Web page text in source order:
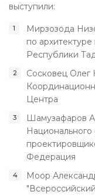
выступили:
Мирзозода
по
Республики
Сосковец Олег
Центра
Шамузафаров
Федерация
Моор